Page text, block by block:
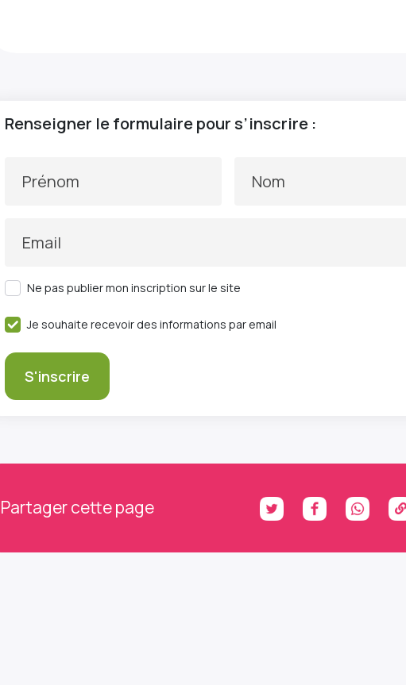
Renseigner le formulaire pour s’inscrire :
Prénom Nom
Email
Ne pas publier mon inscription sur le site
Je souhaite recevoir des informations par email
Partager cette page